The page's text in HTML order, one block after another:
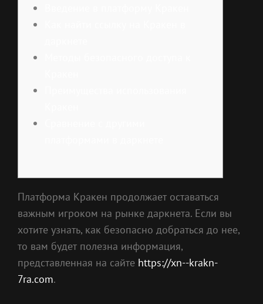
Платформа Кракен продолжает оставаться
важным игроком на рынке даркнета. Если вы
хотите узнать, как безопасно добраться до нее,
то вам будет полезна информация,
представленная на сайте https://xn--krakn-
7ra.com.